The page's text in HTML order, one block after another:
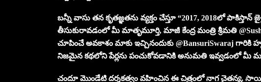
బన్నీ వాసు తన కృతజ్ఞతను వ్యక్తం చేస్తూ “2017, 2018లో పాకిస్తాన్
తీసుకురావడంలో మీ మాతృమూర్తి, మాజీ కేంద్ర మంత్రి శ్రీమతి
చూపించే అవకాశం మాకు ఇచ్చినందుకు @BansuriSwaraj గారికి
నిజమైన కథలోని పేర్లను పంచుకోవడానికి అనుమతి ఇవ్వడంలో మీ
చందూ మొండేటి దర్శకత్వం వహించిన ఈ చిత్రంలో నాగ చైతన్య, సాయి